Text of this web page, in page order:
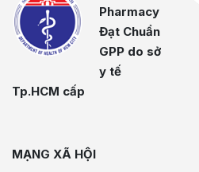
Pharmacy
Đạt Chuẩn
GPP do sở
y tế
Tp.HCM cấp
MẠNG XÃ HỘI